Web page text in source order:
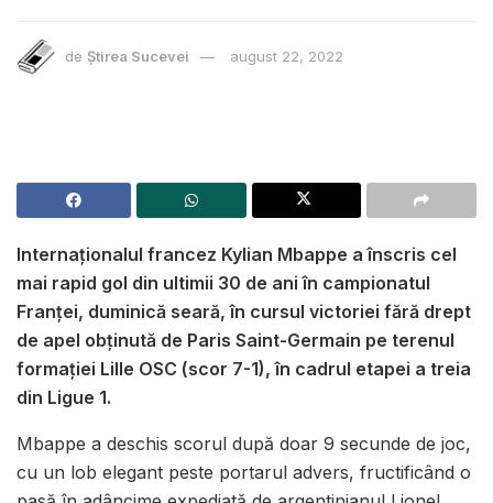
de Știrea Sucevei august 22, 2022
Internaţionalul francez Kylian Mbappe a înscris cel
mai rapid gol din ultimii 30 de ani în campionatul
Franţei, duminică seară, în cursul victoriei fără drept
de apel obţinută de Paris Saint-Germain pe terenul
formaţiei Lille OSC (scor 7-1), în cadrul etapei a treia
din Ligue 1.
Mbappe a deschis scorul după doar 9 secunde de joc,
cu un lob elegant peste portarul advers, fructificând o